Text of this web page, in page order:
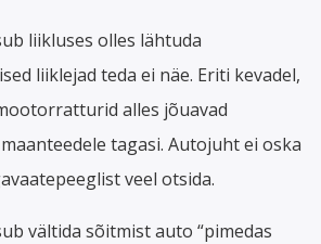
liikluses olles lähtuda
liiklejad teda ei näe. Eriti kevadel,
alles jõuavad
tagasi. Autojuht ei oska
veel otsida.
vältida sõitmist auto “pimedas